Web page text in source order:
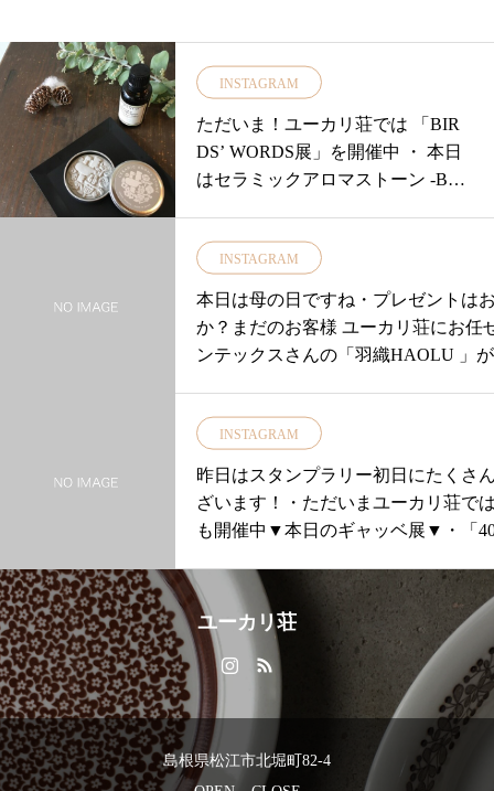
INSTAGRAM
ただいま！ユーカリ荘では 「BIR
DS’ WORDS展」を開催中 ・ 本日
はセラミックアロマストーン -BIR
INSTAGRAM
本日は母の日ですね・プレゼントは
か？まだのお客様 ユーカリ荘にお任
ンテックスさんの「羽織HAOLU 」
しても活躍してくれますよ◎・手洗
でも清潔にお使いいただけます！・
「鶯」「青磁」の3色です・本日も
皆様のご来店をお待ちしております
#ユーカリ荘#yukarisou#島根#松江#
ョップ#ライフスタイルショップ#雑
ックス#羽織#HAOLU#ストール#ギ
母の日#島根旅#島根旅行#旅#旅行#春
INSTAGRAM
昨日はスタンプラリー初日にたくさ
ざいます！・ ただいまユーカリ荘で
も開催中▼本日のギャッベ展▼・「
が広がりますね♪♪・ドレニシヨウカ
点物◎ギャッベとの出会いを楽しみ
いらしてくださいね！！・ご来店
ャッベ、キリムを1万円以上(税抜)ご
「亀の子スポンジ」をプレゼントい
す！
お問い合わせにつきましてはインス
ユーカリ荘
島根県松江市北堀町82-4